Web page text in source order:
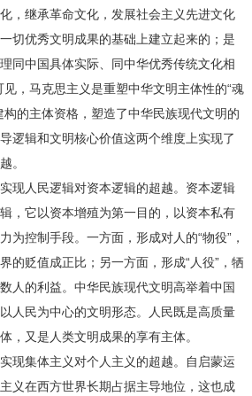
，继承革命文化，发展社会主义先进文化
切优秀文明成果的基础上建立起来的；是
同中国具体实际、同中华优秀传统文化相
，马克思主义是重塑中华文明主体性的“魂
构的主体资格，塑造了中华民族现代文明的
逻辑和文明核心价值这两个维度上实现了
。
人民逻辑对资本逻辑的超越。资本逻辑
，它以资本增殖为第一目的，以资本私有
为控制手段。一方面，形成对人的“物役”，
的贬值成正比；另一方面，形成“人役”，牺
人的利益。中华民族现代文明高举着中国
人民为中心的文明形态。人民既是高质量
，又是人类文明成果的享有主体。
集体主义对个人主义的超越。自启蒙运
义在西方世界长期占据主导地位，这也成